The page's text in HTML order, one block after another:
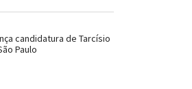
candidatura de Tarcísio
Paulo